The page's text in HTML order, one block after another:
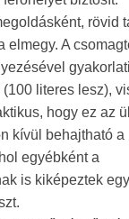
rövid
elmegy. A
literes lesz),
hogy ez az
kívül behajtható a
egyébként a
is kiképeztek